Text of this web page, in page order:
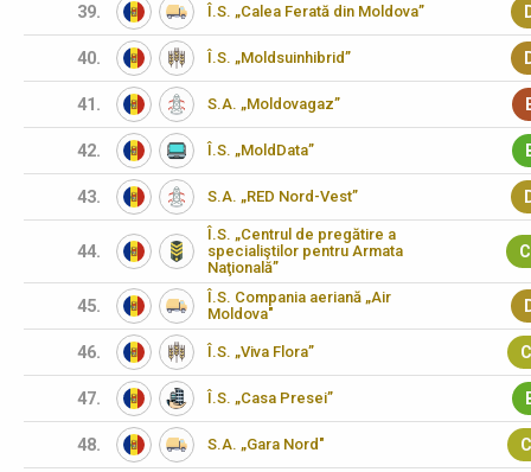
39. Î.S. „Calea Ferată din Moldova”
40. Î.S. „Moldsuinhibrid”
41. S.A. „Moldovagaz”
42. Î.S. „MoldData”
43. S.A. „RED Nord-Vest”
44.
Î.S. „Centrul de pregătire a
specialiştilor pentru Armata
Naţională”
45.
Î.S. Compania aeriană „Air
Moldova"
46. Î.S. „Viva Flora”
47. Î.S. „Casa Presei”
48. S.A. „Gara Nord"